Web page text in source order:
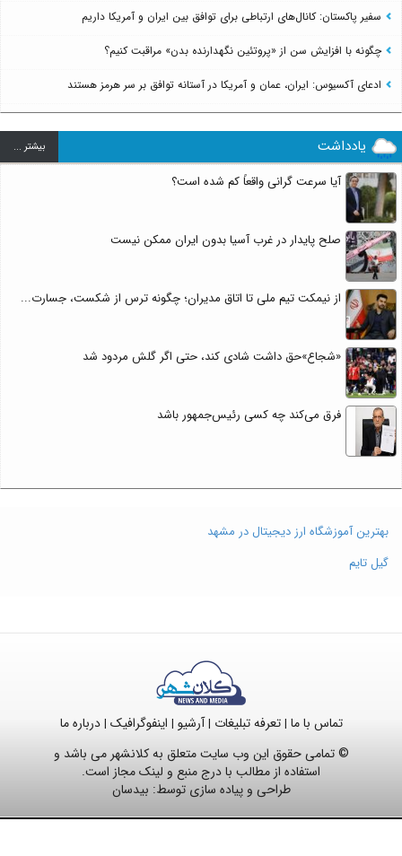
سفیر پاکستان: کانال‌های ارتباطی برای توافق بین ایران و آمریکا داریم
چگونه با افزایش سن از «پروتئین نگهدارنده بدن» مراقبت کنیم؟
ادعای آکسیوس: ایران، عمان و آمریکا در آستانه توافق بر سر هرمز هستند
یادداشت بيشتر ...
آیا سرعت گرانی واقعاً کم شده است؟
صلح پایدار در غرب آسیا بدون ایران ممکن نیست
از نیمکت تیم ملی تا اتاق مدیران؛ چگونه ترس از شکست، جسارت...
«شجاع»حق داشت شادی کند، حتی اگر گلش مردود شد
فرق می‌کند چه کسی رئیس‌جمهور باشد
بهترین آموزشگاه ارز دیجیتال در مشهد
گیل تایم
تماس با ما |تعرفه تبلیغات |آرشیو | اینفوگرافیک |درباره ما
© تمامی حقوق این وب سایت متعلق به کلانشهر می باشد و
استفاده از مطالب با درج منبع و لینک مجاز است.
طراحی و پیاده سازی توسط: بیدسان